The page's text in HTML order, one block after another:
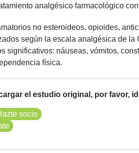
analgésico farmacológico
no esteroideos, opioides,
según la escala analgésica de la
significativos: náuseas, vómitos,
física.
el estudio original, por favor,
socio